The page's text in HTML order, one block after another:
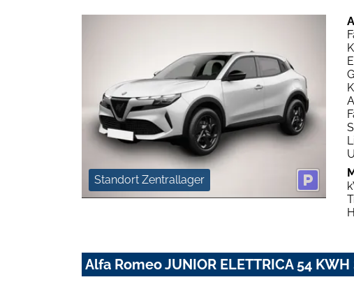
Standort Zentrallager
Alfa Romeo JUNIOR ELETTRICA 54 KWH